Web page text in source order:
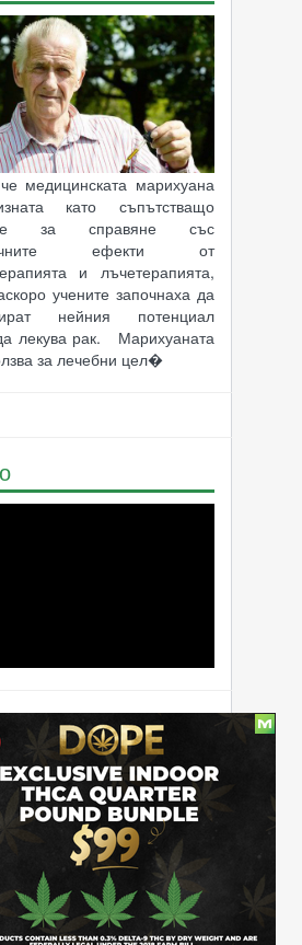
медицинската марихуана
като съпътстващо
за справяне със
ефекти от
и лъчетерапията,
учените започнаха да
нейния потенциал
лекува рак. Марихуаната
за лечебни цел�
Как светът промени
отношението си към
конопа?
Пуерто Рико легализира
медицинския канабис
Аптеките в Уругвай